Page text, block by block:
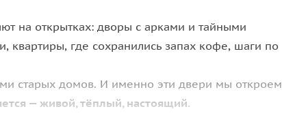
на открытках: дворы с арками и тайными
где сохранились запах кофе, шаги по
старых домов. И именно эти двери мы откроем
— живой, тёплый, настоящий.